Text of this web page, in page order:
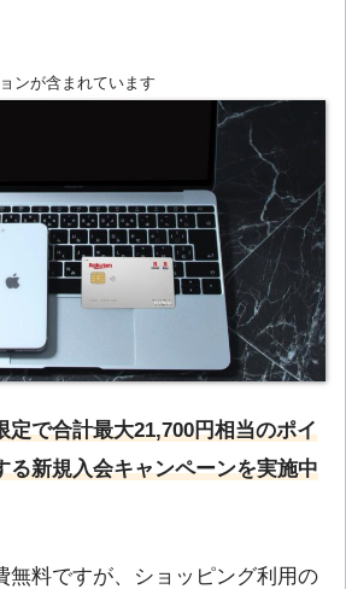
ンが含まれています
定で合計最大21,700円相当のポイ
る新規入会キャンペーンを実施中
無料ですが、ショッピング利用の